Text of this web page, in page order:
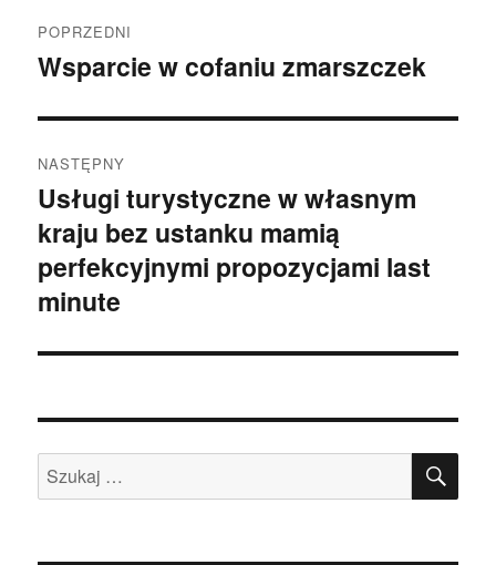
wpisu
POPRZEDNI
Poprzedni
Wsparcie w cofaniu zmarszczek
NASTĘPNY
Następny
wpis:
Usługi turystyczne w własnym
kraju bez ustanku mamią
perfekcyjnymi propozycjami last
minute
Szukaj: